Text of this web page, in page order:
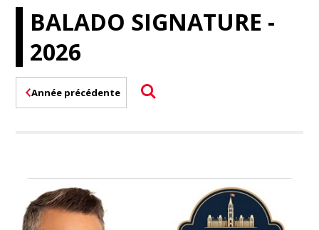
BALADO SIGNATURE -
2026
Année précédente